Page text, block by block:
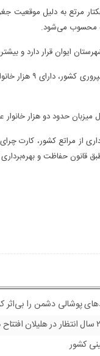
ایلام با داشتن ۷۸۸ هزار و ۵۳۹
محسوب می‌شود.
ایوان قرار دارد و
مهمان با ۴۰۰ هزار رأس دام از استان‌های
از مراتع کشور، کارت
قانون حفاظت و
پوشالی دشمن را
کشور